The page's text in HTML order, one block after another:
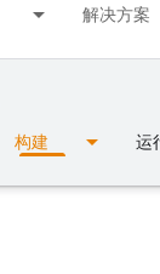
解决方案
构建 运